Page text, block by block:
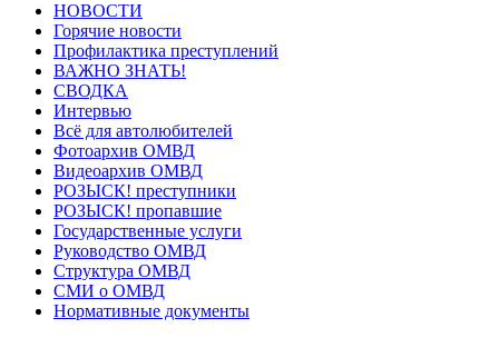
НОВОСТИ
Горячие новости
Профилактика преступлений
ВАЖНО ЗНАТЬ!
СВОДКА
Интервью
Всё для автолюбителей
Фотоархив ОМВД
Видеоархив ОМВД
РОЗЫСК! преступники
РОЗЫСК! пропавшие
Государственные услуги
Руководство ОМВД
Структура ОМВД
СМИ о ОМВД
Нормативные документы